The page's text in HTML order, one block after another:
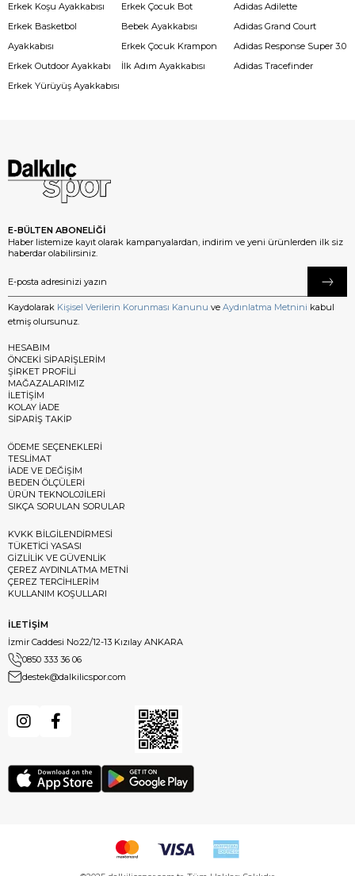
Erkek Koşu Ayakkabısı
Erkek Basketbol
Ayakkabısı
Erkek Outdoor Ayakkabı
Erkek Yürüyüş Ayakkabısı
Erkek Çocuk Bot
Bebek Ayakkabısı
Erkek Çocuk Krampon
İlk Adım Ayakkabısı
Adidas Adilette
Adidas Grand Court
Adidas Response Super 3.0
Adidas Tracefinder
E-BÜLTEN ABONELİĞİ
Haber listemize kayıt olarak kampanyalardan, indirim ve yeni ürünlerden ilk siz
haberdar olabilirsiniz.
Kaydolarak Kişisel Verilerin Korunması Kanunu ve Aydınlatma Metnini kabul
etmiş olursunuz.
HESABIM
ÖNCEKİ SİPARİŞLERİM
ŞİRKET PROFİLİ
MAĞAZALARIMIZ
İLETİŞİM
KOLAY İADE
SİPARİŞ TAKİP
ÖDEME SEÇENEKLERİ
TESLİMAT
İADE VE DEĞİŞİM
BEDEN ÖLÇÜLERİ
ÜRÜN TEKNOLOJİLERİ
SIKÇA SORULAN SORULAR
KVKK BİLGİLENDİRMESİ
TÜKETİCİ YASASI
GİZLİLİK VE GÜVENLİK
ÇEREZ AYDINLATMA METNİ
ÇEREZ TERCİHLERİM
KULLANIM KOŞULLARI
İLETİŞİM
İzmir Caddesi No:22/12-13 Kızılay ANKARA
0850 333 36 06
destek@dalkilicspor.com